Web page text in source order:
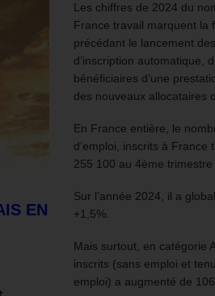
EN
Les chiffres de 2024 du
France travail marquent la
précédant le lancement
d’inscription automatique,
bénéficiaires d’une
des nouveaux allocataires
En France entière, le
d’emploi, inscrits à France
255 100 au 4ème trimestre
Sur l’année 2024, il a
+1,5%.
Mais surtout, en catégorie
inscrits (sans emploi et
emploi) a augmenté de